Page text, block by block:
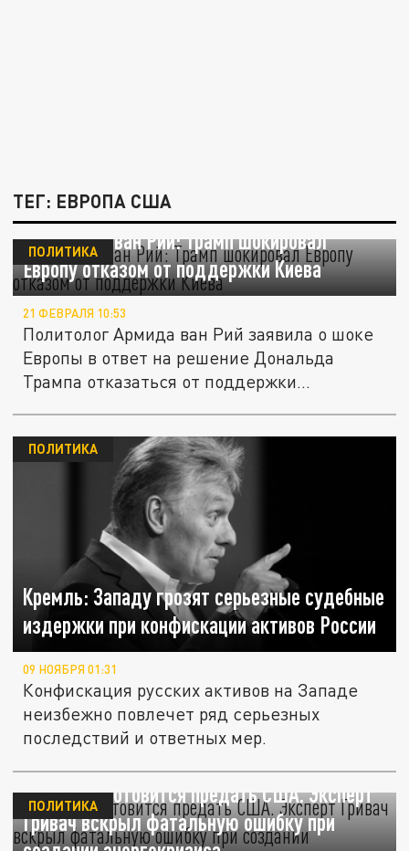
ТЕГ: ЕВРОПА США
Политолог ван Рий: Трамп шокировал
Европу отказом от поддержки Киева
ПОЛИТИКА
21 ФЕВРАЛЯ 10:53
Политолог Армида ван Рий заявила о шоке
Европы в ответ на решение Дональда
Трампа отказаться от поддержки...
Кремль: Западу грозят серьезные судебные
издержки при конфискации активов России
ПОЛИТИКА
09 НОЯБРЯ 01:31
Конфискация русских активов на Западе
неизбежно повлечет ряд серьезных
последствий и ответных мер.
Евросоюз готовится предать США. Эксперт
Гривач вскрыл фатальную ошибку при
ПОЛИТИКА